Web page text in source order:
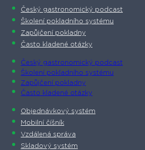
Český gastronomický podcast​
Školení pokladního systému
Zapůjčení pokladny
Často kladené otázky
Český gastronomický podcast​
Školení pokladního systému
Zapůjčení pokladny
Často kladené otázky
Objednávkový systém
Mobilní číšník
Vzdálená správa
Skladový systém